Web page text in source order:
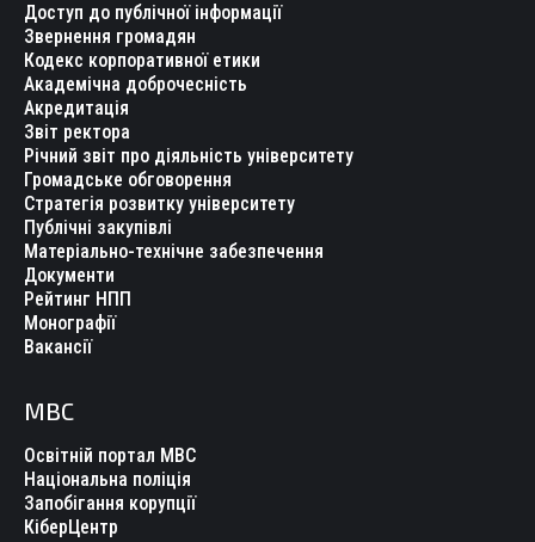
Доступ до публічної інформації
Звернення громадян
Кодекс корпоративної етики
Академічна доброчесність
Акредитація
Звіт ректора
Річний звіт про діяльність університету
Громадське обговорення
Стратегія розвитку університету
Публічні закупівлі
Матеріально-технічне забезпечення
Документи
Рейтинг НПП
Монографії
Вакансії
МВС
Освітній портал МВС
Національна поліція
Запобігання корупції
КіберЦентр